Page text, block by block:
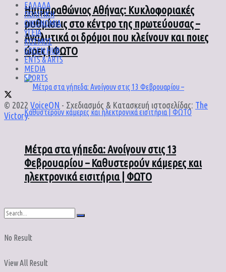
Ημιμαραθώνιος Αθήνας: Κυκλοφοριακές
ρυθμίσεις στο κέντρο της πρωτεύουσας –
Αναλυτικά οι δρόμοι που κλείνουν και ποιες
ώρες | ΦΩΤΟ
Μέτρα στα γήπεδα: Ανοίγουν στις 13
Φεβρουαρίου – Καθυστερούν κάμερες και
ηλεκτρονικά εισιτήρια | ΦΩΤΟ
No Result
View All Result
ΕΛΛΑΔΑ
ΠΟΛΙΤΙΚΗ
ΟΙΚΟΝΟΜΙΑ
ΥΓΕΙΑ
ΚΟΣΜΟΣ
GREEN HUB
ENTS & ARTS
MEDIA
SPORTS
© 2022 VoiceON - Σχεδιασμός & Κατασκευή ιστοσελίδας: The
Victory.